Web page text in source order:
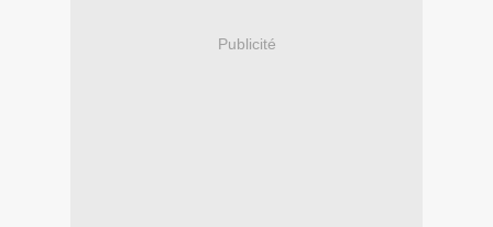
Publicité